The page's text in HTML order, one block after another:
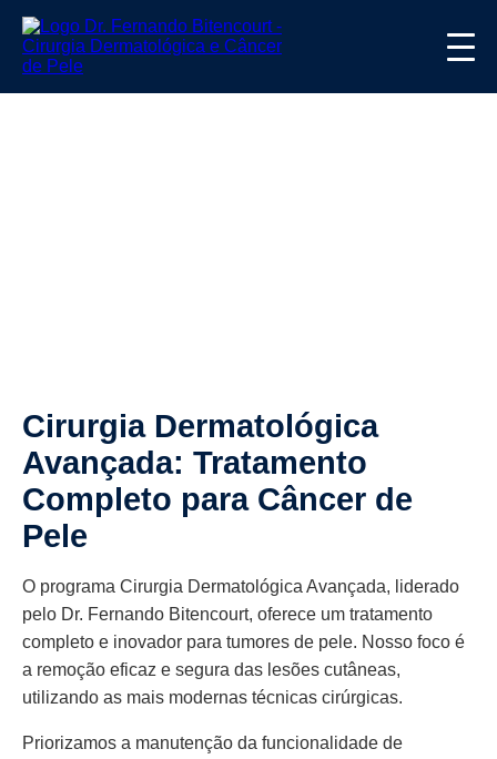
Cirurgia Dermatológica
Avançada: Tratamento
Completo para Câncer de
Pele
O programa Cirurgia Dermatológica Avançada, liderado
pelo Dr. Fernando Bitencourt, oferece um tratamento
completo e inovador para tumores de pele. Nosso foco é
a remoção eficaz e segura das lesões cutâneas,
utilizando as mais modernas técnicas cirúrgicas.
Priorizamos a manutenção da funcionalidade de